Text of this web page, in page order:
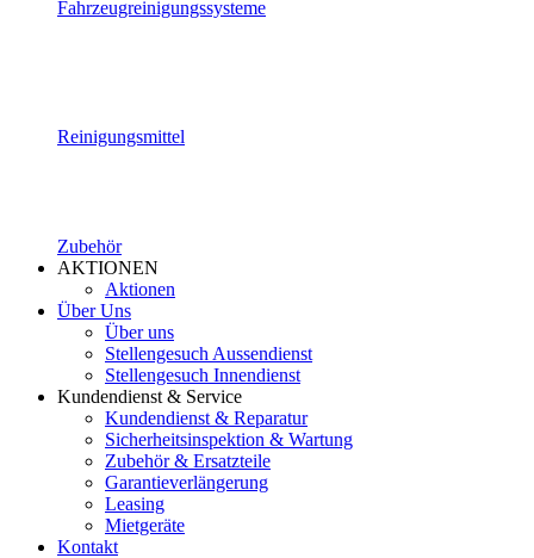
Fahrzeugreinigungssysteme
Reinigungsmittel
Zubehör
AKTIONEN
Aktionen
Über Uns
Über uns
Stellengesuch Aussendienst
Stellengesuch Innendienst
Kundendienst & Service
Kundendienst & Reparatur
Sicherheitsinspektion & Wartung
Zubehör & Ersatzteile
Garantieverlängerung
Leasing
Mietgeräte
Kontakt